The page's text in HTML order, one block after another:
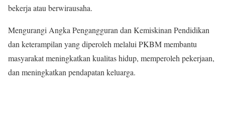
bekerja atau berwirausaha.
Mengurangi Angka Pengangguran dan Kemiskinan Pendidikan
dan keterampilan yang diperoleh melalui PKBM membantu
masyarakat meningkatkan kualitas hidup, memperoleh pekerjaan,
dan meningkatkan pendapatan keluarga.